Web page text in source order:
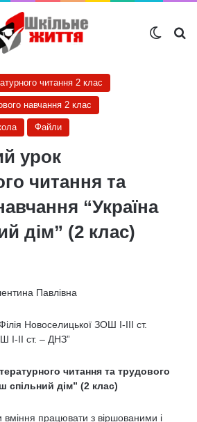
читання 2 клас
навчання 2 клас
Файли
урок
читання та
“Україна
дім” (2 клас)
Павлівна
Новоселицької ЗОШ І-ІІІ ст.
І-ІІ ст. – ДНЗ”
читання та трудового
спільний дім” (2 клас)
працювати з віршованими і